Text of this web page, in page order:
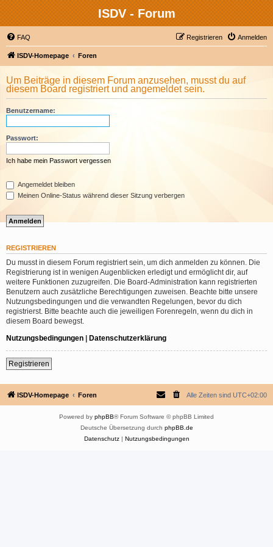
ISDV - Forum
FAQ Anmelden
Registrieren
ISDV-Homepage Foren
Um Beiträge in diesem Forum anzusehen, musst du auf
diesem Board registriert und angemeldet sein.
Benutzername:
Passwort:
Ich habe mein Passwort vergessen
Angemeldet bleiben
Meinen Online-Status während dieser Sitzung verbergen
REGISTRIEREN
Du musst in diesem Forum registriert sein, um dich anmelden zu können. Die
Registrierung ist in wenigen Augenblicken erledigt und ermöglicht dir, auf
weitere Funktionen zuzugreifen. Die Board-Administration kann registrierten
Benutzern auch zusätzliche Berechtigungen zuweisen. Beachte bitte unsere
Nutzungsbedingungen und die verwandten Regelungen, bevor du dich
registrierst. Bitte beachte auch die jeweiligen Forenregeln, wenn du dich in
diesem Board bewegst.
Nutzungsbedingungen | Datenschutzerklärung
Registrieren
ISDV-Homepage Foren Alle Zeiten sind UTC+02:00
Powered by phpBB® Forum Software © phpBB Limited
Deutsche Übersetzung durch phpBB.de
Datenschutz| Nutzungsbedingungen